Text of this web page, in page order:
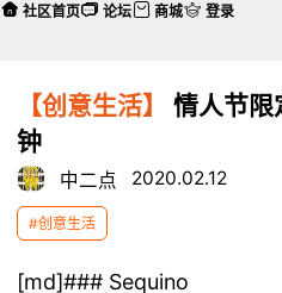
【创意生活】
情人节
钟
中二点 2020.02.12
#创意生活
[md]### Sequino
社区首页 论坛 商城 登录